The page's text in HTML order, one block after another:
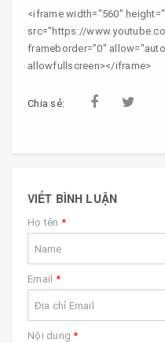
<iframe width="560"
src="https://
frameborder="0"
allowfullscreen></iframe>
Chia sẻ:
VIẾT BÌNH LUẬN
Họ tên *
Email *
Nội dung*